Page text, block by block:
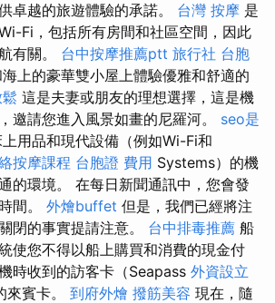
卓越的旅遊體驗的承諾。 台灣 按摩 是
Fi，包括所有房間和社區空間，因此
有關。 台中按摩推薦ptt 旅行社 台胞
上的豪華雙小屋上體驗優雅和舒適的
這是夫妻或朋友的理想選擇，這是機
邀請您進入風景如畫的尼羅河。 seo是
用品和現代設備（例如Wi-Fi和
按摩課程 台胞證 費用 Systems）的機
的環境。 在每日新聞通訊中，您會發
間。 外燴buffet 但是，我們已經將注
閉的事實提請注意。 台中排毒推薦 船
使您不得以船上購買和消費的現金付
時收到的訪客卡（Seapass 外資設立
賓卡。 到府外燴 撥筋美容 現在，隨